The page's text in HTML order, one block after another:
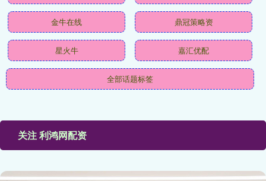
金牛在线 鼎冠策略资
星火牛 嘉汇优配
全部话题标签
关注 利鸿网配资